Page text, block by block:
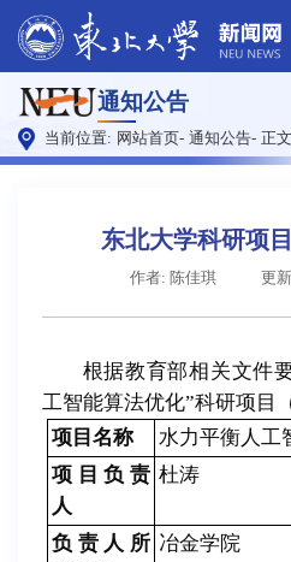
通知公告
当前位置: 网站首页- 通知公告- 正文
东北大学科研项
作者: 陈佳琪 更
根据教育部相关文件
工智能算法优化”科研项目
项目名称
水力平衡人工
项目负责
人
杜涛
负责人所 冶金学院